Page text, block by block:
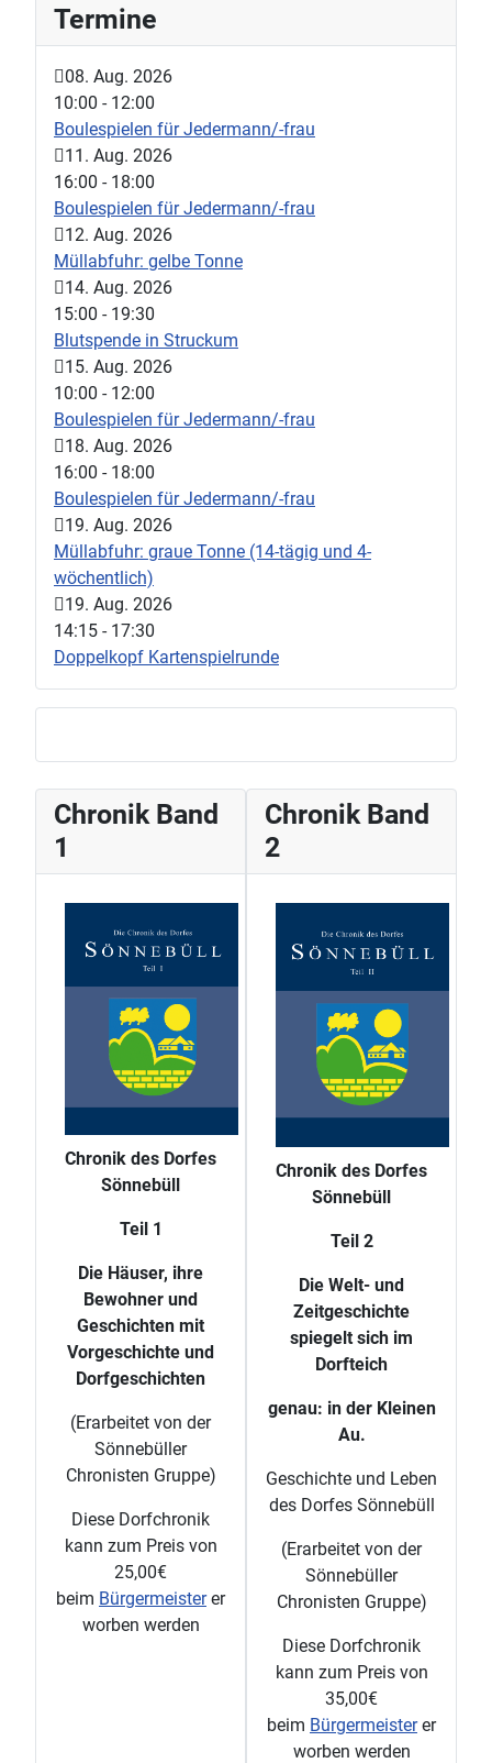
Termine
08. Aug. 2026
10:00 - 12:00
Boulespielen für Jedermann/-frau
11. Aug. 2026
16:00 - 18:00
Boulespielen für Jedermann/-frau
12. Aug. 2026
Müllabfuhr: gelbe Tonne
14. Aug. 2026
15:00 - 19:30
Blutspende in Struckum
15. Aug. 2026
10:00 - 12:00
Boulespielen für Jedermann/-frau
18. Aug. 2026
16:00 - 18:00
Boulespielen für Jedermann/-frau
19. Aug. 2026
Müllabfuhr: graue Tonne (14-tägig und 4-
wöchentlich)
19. Aug. 2026
14:15 - 17:30
Doppelkopf Kartenspielrunde
Chronik Band
1
Chronik des Dorfes
Sönnebüll
Teil 1
Die Häuser, ihre
Bewohner und
Geschichten mit
Vorgeschichte und
Dorfgeschichten
(Erarbeitet von der
Sönnebüller
Chronisten Gruppe)
Diese Dorfchronik
kann zum Preis von
25,00€
beim Bürgermeisterer
worben werden
Chronik Band
2
Chronik des Dorfes
Sönnebüll
Teil 2
Die Welt- und
Zeitgeschichte
spiegelt sich im
Dorfteich
genau: in der Kleinen
Au.
Geschichte und Leben
des Dorfes Sönnebüll
(Erarbeitet von der
Sönnebüller
Chronisten Gruppe)
Diese Dorfchronik
kann zum Preis von
35,00€
beim Bürgermeisterer
worben werden